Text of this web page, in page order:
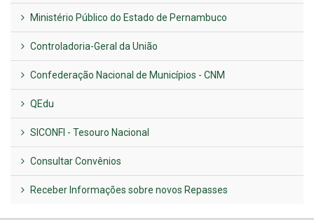
Ministério Público do Estado de Pernambuco
Controladoria-Geral da União
Confederação Nacional de Municípios - CNM
QEdu
SICONFI - Tesouro Nacional
Consultar Convênios
Receber Informações sobre novos Repasses